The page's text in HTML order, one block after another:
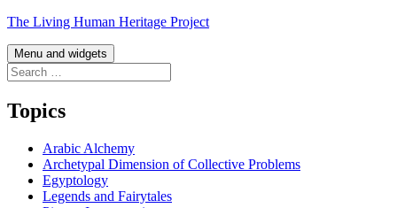
Skip
content
The Living Human Heritage Project
Menu and widgets
Search
for:
Topics
Arabic Alchemy
Archetypal Dimension of Collective Problems
Egyptology
Legends and Fairytales